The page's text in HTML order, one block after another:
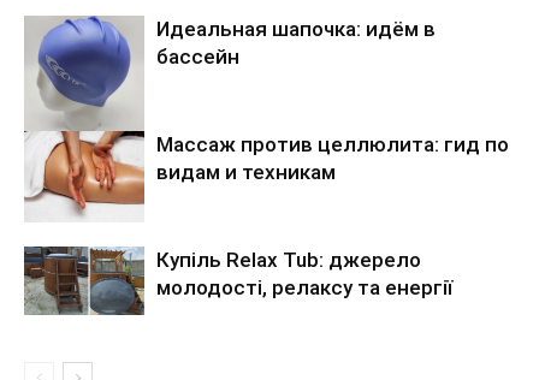
Идеальная шапочка: идём в
бассейн
Массаж против целлюлита: гид по
видам и техникам
Купіль Relax Tub: джерело
молодості, релаксу та енергії